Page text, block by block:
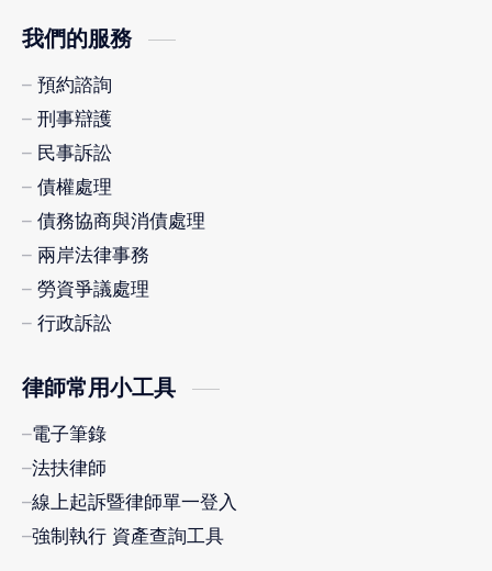
我們的服務
預約諮詢
刑事辯護
民事訴訟
債權處理
債務協商與消債處理
兩岸法律事務
勞資爭議處理
行政訴訟
律師常用小工具
電子筆錄
法扶律師
線上起訴暨律師單一登入
強制執行 資產查詢工具